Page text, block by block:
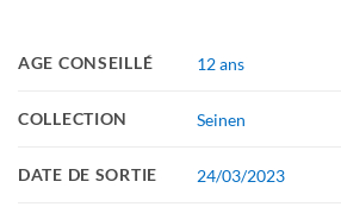
AGE CONSEILLÉ 12 ans
COLLECTION Seinen
DATE DE SORTIE 24/03/2023